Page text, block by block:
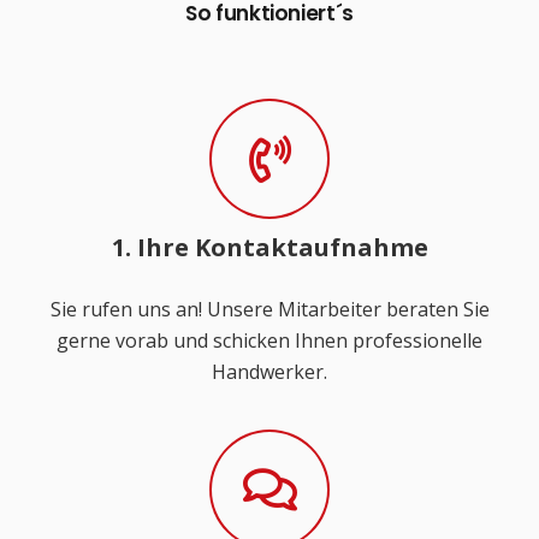
So funktioniert´s
1. Ihre Kontaktaufnahme
Sie rufen uns an! Unsere Mitarbeiter beraten Sie
gerne vorab und schicken Ihnen professionelle
Handwerker.